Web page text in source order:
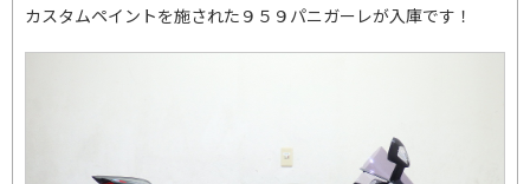
カスタムペイントを施された９５９パニガーレが入庫です！